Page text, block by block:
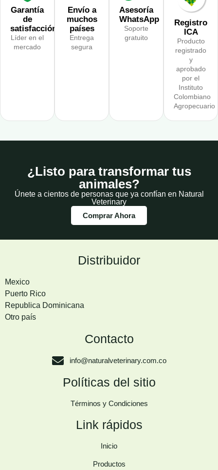
Garantía
de
satisfacción
Líder en el
mercado
Envío a
muchos
países
Entrega
segura
Asesoría
WhatsApp
Soporte
gratuito
Registro
ICA
Producto
registrado
y
aprobado
por el
Instituto
Colombiano
Agropecuario
¿Listo para transformar tus
animales?
Únete a cientos de personas que ya confían en Natural
Veterinary
Comprar Ahora
Distribuidor
Mexico
Puerto Rico
Republica Dominicana
Otro país
Contacto
info@naturalveterinary.com.co
Políticas del sitio
Términos y Condiciones
Link rápidos
Inicio
Productos